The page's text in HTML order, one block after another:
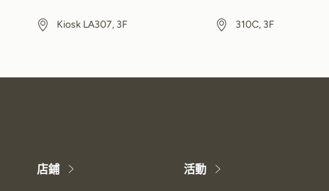
Kiosk LA307, 3F 310C, 3F
店鋪 活動